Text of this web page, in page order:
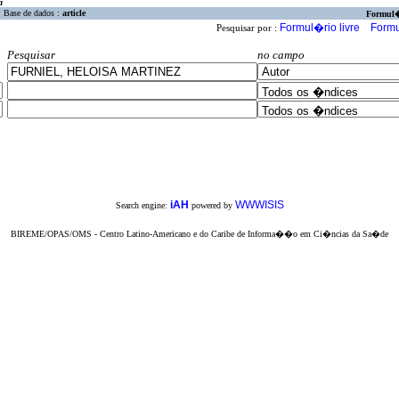
Base de dados : article
Pesquisar por : Formul�rio livre
Pesquisar
no campo
Search engine: iAH powered by WWWISIS
BIREME/OPAS/OMS - Centro Latino-Americano e do Caribe de Informa��o em Ci�ncias da Sa�de